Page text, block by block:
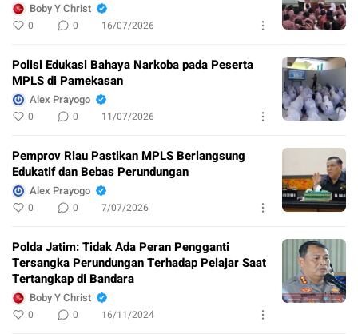
Boby Y Christ
0 0 16/07/2026
Polisi Edukasi Bahaya Narkoba pada Peserta
MPLS di Pamekasan
Alex Prayogo
0 0 11/07/2026
Pemprov Riau Pastikan MPLS Berlangsung
Edukatif dan Bebas Perundungan
Alex Prayogo
0 0 7/07/2026
Polda Jatim: Tidak Ada Peran Pengganti
Tersangka Perundungan Terhadap Pelajar Saat
Tertangkap di Bandara
Boby Y Christ
0 0 16/11/2024